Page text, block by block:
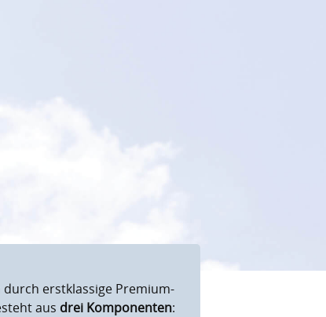
erstklassige Premium-
aus drei Komponenten: